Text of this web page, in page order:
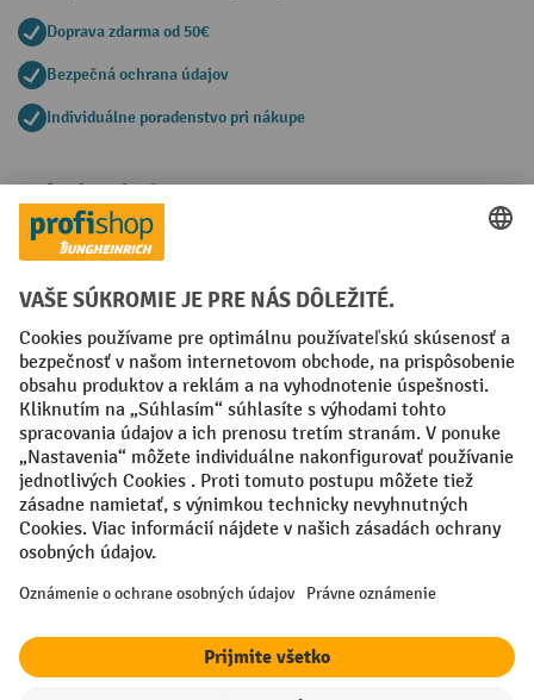
Doprava zdarma od 50€
Bezpečná ochrana údajov
Individuálne poradenstvo pri nákupe
Spôsoby platby
Creditcard (Master)Creditcard (Visa)
Faktúra Predplatba
Sociálne siete
Facebook
YouTube
LinkedIn
Nastavenia ochrany osobných údajov
All prices excl. VAT plusshipping costsand possible delivery charges,
¹ Zľava platí do vypredania zásob. Zľava sa nevzťahuje na špeciálne